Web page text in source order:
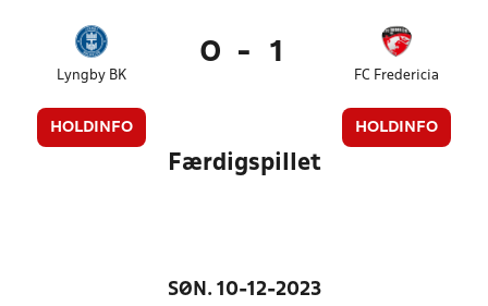
Lyngby BK
HOLDINFO
0 - 1
FC Fredericia
HOLDINFO
Færdigspillet
SØN. 10-12-2023